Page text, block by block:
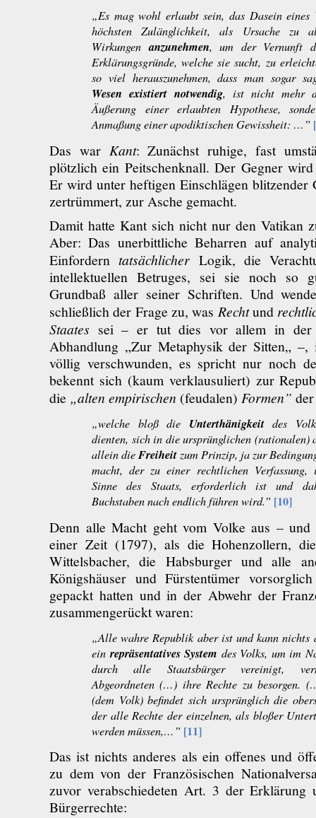
„Es mag wohl erlaubt sein, das Dasein eines
höchsten Zulänglichkeit, als Ursache zu
Wirkungenanzunehmen, um der Vernunft
Erklärungsgründe, welche sie sucht, zu
so viel herauszunehmen, dass man sogar
Wesen existiert notwendig, ist nicht mehr
Äußerung einer erlaubten Hypothese,
Anmaßung einer apodiktischen Gewissheit: …”
Das war Kant: Zunächst ruhige, fast
plötzlich ein Peitschenknall. Der Gegner
Er wird unter heftigen Einschlägen blitzender
zertrümmert, zur Asche gemacht.
Damit hatte Kant sich nicht nur den Vatikan
Aber: Das unerbittliche Beharren auf
Einforderntatsächlicher Logik, die
intellektuellen Betruges, sei sie noch so
Grundbaß aller seiner Schriften. Und
schließlich der Frage zu, was Rechtund
Staates sei – er tut dies vor allem in der
Abhandlung „Zur Metaphysik der Sitten„ –,
völlig verschwunden, es spricht nur noch
bekennt sich (kaum verklausuliert) zur
die „alten empirischen (feudalen) Formen”
„welche bloß die Unterthänigkeitdes
dienten, sich in die ursprünglichen (rationalen)
allein dieFreiheitzum Prinzip, ja zur
macht, der zu einer rechtlichen Verfassung,
Sinne des Staats, erforderlich ist und
Buchstaben nach endlich führen wird.” [10]
Denn alle Macht geht vom Volke aus –
einer Zeit (1797), als die Hohenzollern,
Wittelsbacher, die Habsburger und alle
Königshäuser und Fürstentümer
gepackt hatten und in der Abwehr der
zusammengerückt waren:
„Alle wahre Republik aber ist und kann nichts
ein repräsentatives System des Volks, um im
durch alle Staatsbürger vereinigt,
Abgeordneten (…) ihre Rechte zu besorgen.
(dem Volk) befindet sich ursprünglich die
der alle Rechte der einzelnen, als bloßer
werden müssen,…” [11]
Das ist nichts anderes als ein offenes und
zu dem von der Französischen
zuvor verabschiedeten Art. 3 der Erklärung
Bürgerrechte: